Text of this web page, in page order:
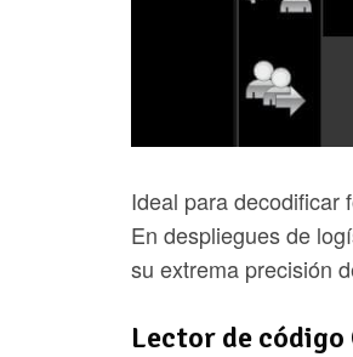
Ideal para decodificar
En despliegues de
su extrema precisión
Lector de código